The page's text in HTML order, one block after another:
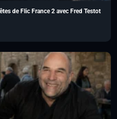
de Flic France 2 avec Fred Testot